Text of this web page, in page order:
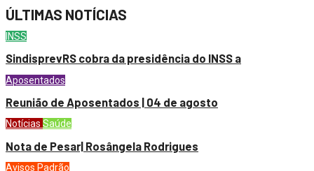
ÚLTIMAS NOTÍCIAS
INSS
SindisprevRS cobra da presidência do INSS a
Aposentados
Reunião de Aposentados | 04 de agosto
Notícias Saúde
Nota de Pesar| Rosângela Rodrigues
Avisos Padrão